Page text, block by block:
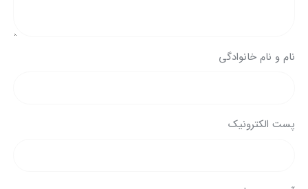
نام و نام خانوادگی
پست الکترونیک